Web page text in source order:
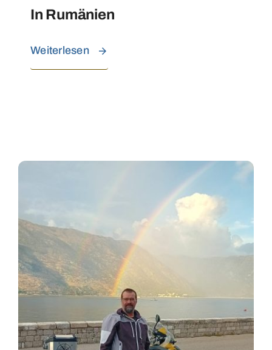
In Rumänien
Weiterlesen